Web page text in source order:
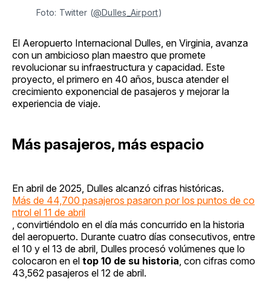
Foto: Twitter (@Dulles_Airport)
El Aeropuerto Internacional Dulles, en Virginia, avanza
con un ambicioso plan maestro que promete
revolucionar su infraestructura y capacidad. Este
proyecto, el primero en 40 años, busca atender el
crecimiento exponencial de pasajeros y mejorar la
experiencia de viaje.
Más pasajeros, más espacio
En abril de 2025, Dulles alcanzó cifras históricas.
Más de 44,700 pasajeros pasaron por los puntos de co
ntrol el 11 de abril
, convirtiéndolo en el día más concurrido en la historia
del aeropuerto. Durante cuatro días consecutivos, entre
el 10 y el 13 de abril, Dulles procesó volúmenes que lo
colocaron en el top 10 de su historia , con cifras como
43,562 pasajeros el 12 de abril.